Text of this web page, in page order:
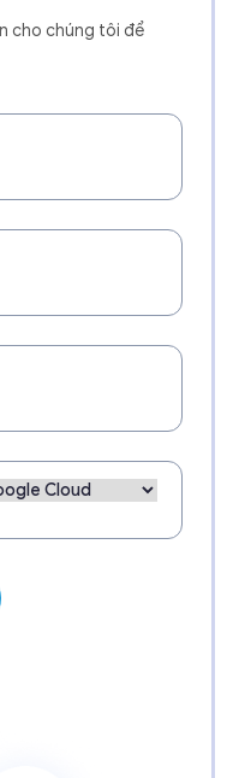
cho chúng tôi để